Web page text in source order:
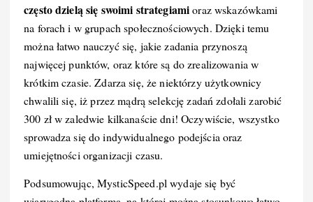
często dzielą się swoimi strategiamioraz wskazówkami
na forach i w grupach społecznościowych. Dzięki temu
można łatwo nauczyć się, jakie zadania przynoszą
najwięcej punktów, oraz które są do zrealizowania w
krótkim czasie. Zdarza się, że niektórzy użytkownicy
chwalili się, iż przez mądrą selekcję zadań zdołali zarobić
300 zł w zaledwie kilkanaście dni! Oczywiście, wszystko
sprowadza się do indywidualnego podejścia oraz
umiejętności organizacji czasu.
Podsumowując, MysticSpeed.pl wydaje się być